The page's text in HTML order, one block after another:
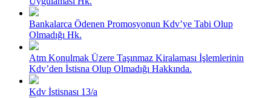
Bankalarca Ödenen Promosyonun Kdv’ye Tabi Olup
Olmadığı Hk.
Atm Konulmak Üzere Taşınmaz Kiralaması İşlemlerinin
Kdv’den İstisna Olup Olmadığı Hakkında.
Kdv İstisnası 13/a